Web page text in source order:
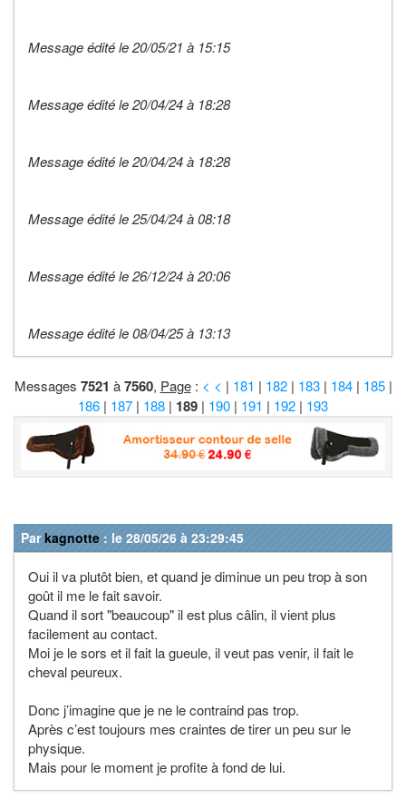
Message édité le 20/05/21 à 15:15
Message édité le 20/04/24 à 18:28
Message édité le 20/04/24 à 18:28
Message édité le 25/04/24 à 08:18
Message édité le 26/12/24 à 20:06
Message édité le 08/04/25 à 13:13
Messages 7521 à7560, Page: < < | 181 | 182| 183| 184| 185|
186 | 187 | 188 | 189 | 190 | 191 | 192 | 193
Parkagnotte : le 28/05/26 à 23:29:45
Oui il va plutôt bien, et quand je diminue un peu trop à son
goût il me le fait savoir.
Quand il sort "beaucoup" il est plus câlin, il vient plus
facilement au contact.
Moi je le sors et il fait la gueule, il veut pas venir, il fait le
cheval peureux.
Donc j’imagine que je ne le contraind pas trop.
Après c’est toujours mes craintes de tirer un peu sur le
physique.
Mais pour le moment je profite à fond de lui.